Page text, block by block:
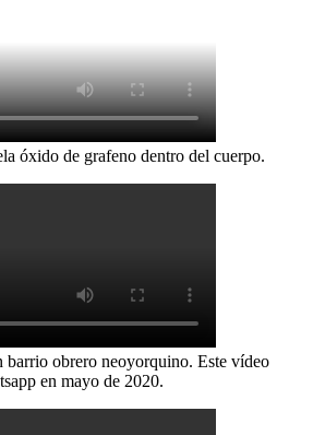
óxido de grafeno dentro del cuerpo.
barrio obrero neoyorquino. Este vídeo
en mayo de 2020.